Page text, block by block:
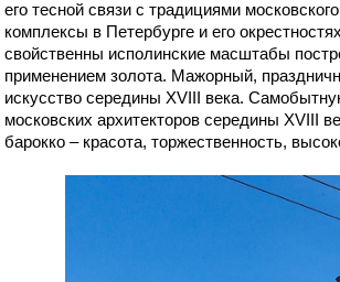
его тесной связи с традициями
комплексы в Петербурге и его
свойственны исполинские масштабы
применением золота. Мажорный,
искусство середины XVIII века.
московских архитекторов середины
барокко – красота, торжественность,